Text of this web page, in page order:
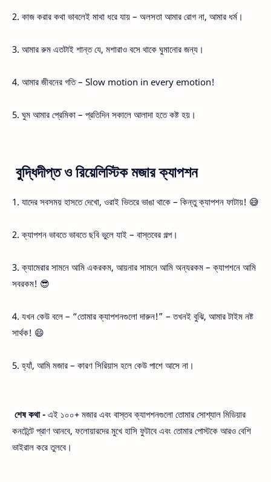
2. কাজ করার কথা ভাবলেই মাথা ধরে যায় – অলসতা আমার রোগ না, আমার ধর্ম।
3. আমার রুম এতটাই শান্ত যে, মশারাও বসে থাকে ঘুমানোর জন্য।
4. আমার জীবনের গতি – Slow motion in every emotion!
5. ঘুম আমার প্রেমিকা – প্রতিদিন সকালে আলাদা হতে কষ্ট হয়।
বুদ্ধিদীপ্ত ও রিয়েলিস্টিক মজার ক্যাপশন
1. যাদের সবসময় হাসতে দেখো, ওরাই ভিতরে ভাঙা থাকে – কিন্তু ক্যাপশন ফাটায়! 😅
2. ক্যাপশন ভাবতে ভাবতে ছবি ভুলে যাই – বাস্তবের গল্প।
3. ক্যামেরার সামনে আমি একরকম, আয়নার সামনে আমি অন্যরকম – ক্যাপশনে আমি
সবরকম! 😎
4. যখন কেউ বলে – “তোমার ক্যাপশনগুলো দারুন!” – তখনই বুঝি, আমার টাইম নষ্ট
সার্থক! 😄
5. হ্যাঁ, আমি মজার – কারণ সিরিয়াস হলে কেউ পাশে আসে না।
শেষ কথা - এই ১০০+ মজার এবং বাস্তব ক্যাপশনগুলো তোমার সোশ্যাল মিডিয়ার
কনটেন্টে প্রাণ আনবে, ফলোয়ারদের মুখে হাসি ফুটাবে এবং তোমার পোস্টকে আরও বেশি
ভাইরাল করে তুলবে।